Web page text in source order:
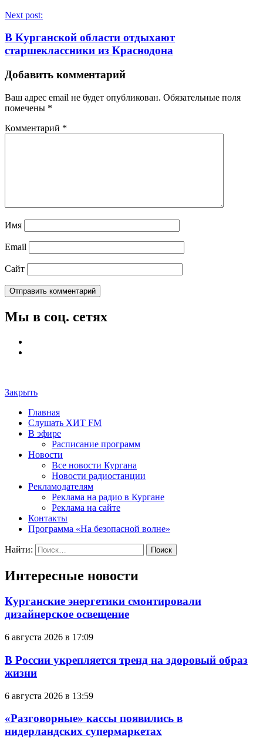
Next post:
В Курганской области отдыхают
старшеклассники из Краснодона
Добавить комментарий
Ваш адрес email не будет опубликован. Обязательные поля
помечены *
Комментарий *
Имя
Email
Сайт
Мы в соц. сетях
Закрыть
Главная
Слушать ХИТ FM
В эфире
Расписание программ
Новости
Все новости Кургана
Новости радиостанции
Рекламодателям
Реклама на радио в Кургане
Реклама на сайте
Контакты
Программа «На безопасной волне»
Найти:
Интересные новости
Курганские энергетики смонтировали
дизайнерское освещение
6 августа 2026 в 17:09
В России укрепляется тренд на здоровый образ
жизни
6 августа 2026 в 13:59
«Разговорные» кассы появились в
нидерландских супермаркетах